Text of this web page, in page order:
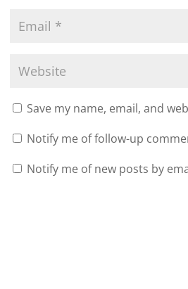
Save my name, email, and
Notify me of follow-up
Notify me of new posts by